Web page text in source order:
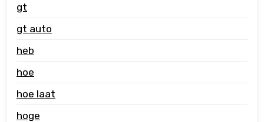
gt
gt auto
heb
hoe
hoe laat
hoge